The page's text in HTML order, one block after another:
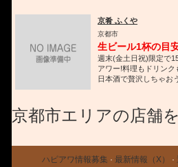
京肴 ふくや
京都市
生ビール1杯の目
週末(金土日祝)限定で
アワー!料理もドリンク
日本酒で贅沢しちゃお
京都市エリアの店舗
ハピアワ情報募集 · 最新情報（X） ·